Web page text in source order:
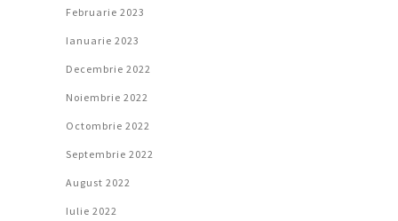
Februarie 2023
Ianuarie 2023
Decembrie 2022
Noiembrie 2022
Octombrie 2022
Septembrie 2022
August 2022
Iulie 2022